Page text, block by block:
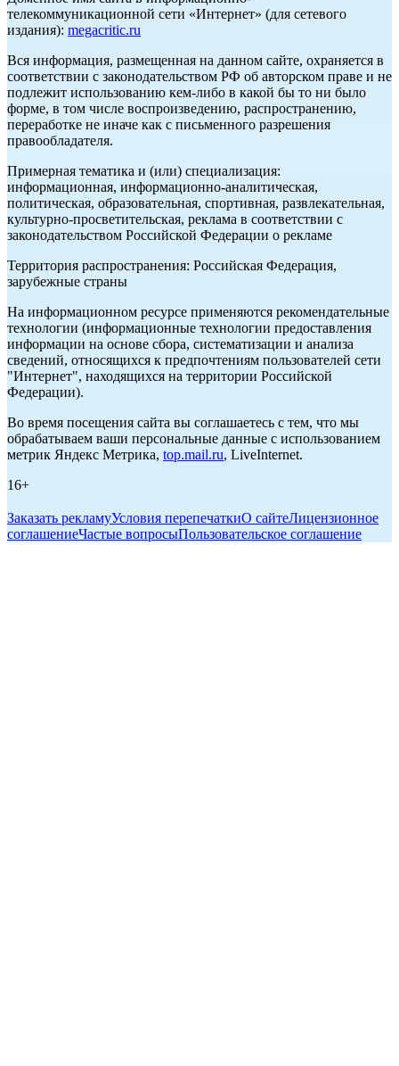
телекоммуникационной сети «Интернет» (для сетевого
издания): megacritic.ru
Вся информация, размещенная на данном сайте, охраняется в
соответствии с законодательством РФ об авторском праве и не
подлежит использованию кем-либо в какой бы то ни было
форме, в том числе воспроизведению, распространению,
переработке не иначе как с письменного разрешения
правообладателя.
Примерная тематика и (или) специализация:
информационная, информационно-аналитическая,
политическая, образовательная, спортивная, развлекательная,
культурно-просветительская, реклама в соответствии с
законодательством Российской Федерации о рекламе
Территория распространения: Российская Федерация,
зарубежные страны
На информационном ресурсе применяются рекомендательные
технологии (информационные технологии предоставления
информации на основе сбора, систематизации и анализа
сведений, относящихся к предпочтениям пользователей сети
"Интернет", находящихся на территории Российской
Федерации).
Во время посещения сайта вы соглашаетесь с тем, что мы
обрабатываем ваши персональные данные с использованием
метрик Яндекс Метрика, top.mail.ru, LiveInternet.
16+
Заказать рекламуУсловия перепечаткиО сайтеЛицензионное
соглашениеЧастые вопросыПользовательское соглашение